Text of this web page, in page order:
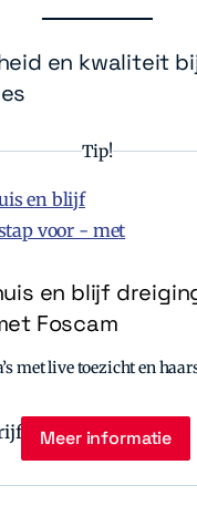
en kwaliteit
Tip!
en blijf
Foscam
met live toezicht en
Meer informatie